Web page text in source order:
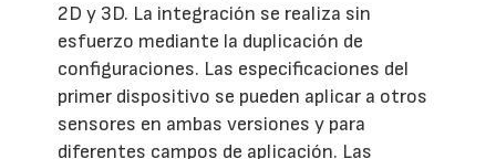
2D y 3D. La integración se realiza sin
esfuerzo mediante la duplicación de
configuraciones. Las especificaciones del
primer dispositivo se pueden aplicar a otros
sensores en ambas versiones y para
diferentes campos de aplicación. Las